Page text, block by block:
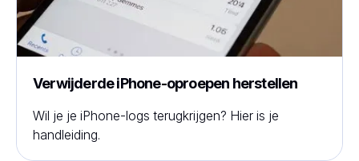
Verwijderde iPhone-oproepen herstellen
Wil je je iPhone-logs terugkrijgen? Hier is je
handleiding.